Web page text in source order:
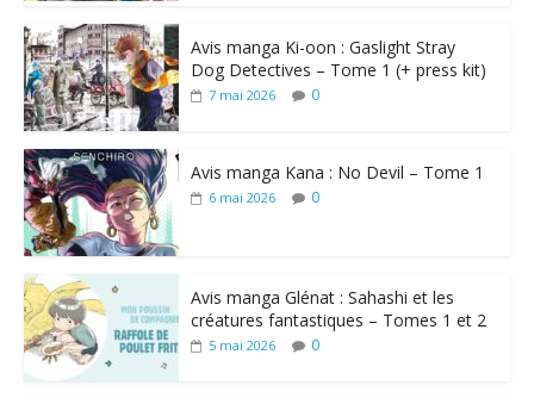
Avis manga Ki-oon : Gaslight Stray
Dog Detectives – Tome 1 (+ press kit)
7 mai 2026 0
Avis manga Kana : No Devil – Tome 1
6 mai 2026 0
Avis manga Glénat : Sahashi et les
créatures fantastiques – Tomes 1 et 2
5 mai 2026 0